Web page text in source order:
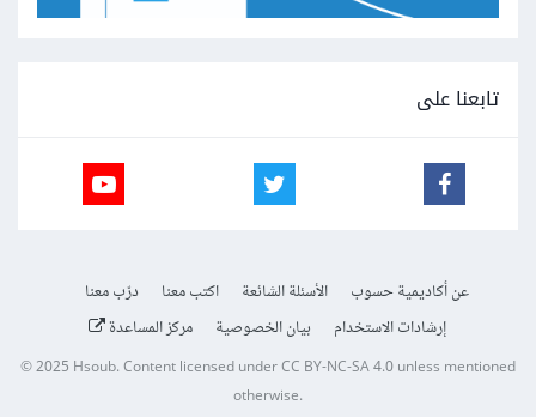
تابعنا على
عن أكاديمية حسوب الأسئلة الشائعة اكتب معنا
درّب معنا
إرشادات الاستخدام
بيان الخصوصية مركز المساعدة
© 2025Hsoub.Content licensed underCC BY-NC-SA 4.0unless mentioned
otherwise.